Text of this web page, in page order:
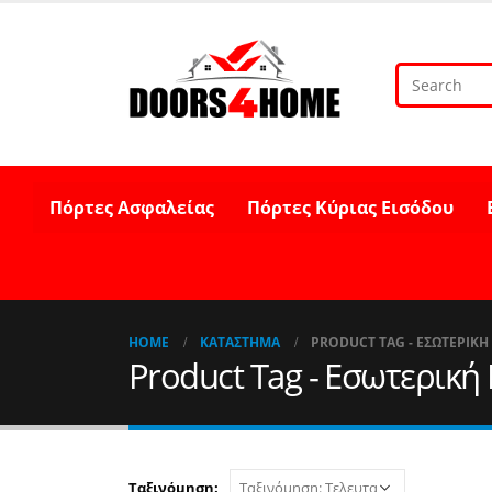
Πόρτες Ασφαλείας Πόρτες Κύριας Εισόδου
HOME ΚΑΤΆΣΤΗΜΑ PRODUCT TAG -
Product Tag -
Ταξινόμηση: